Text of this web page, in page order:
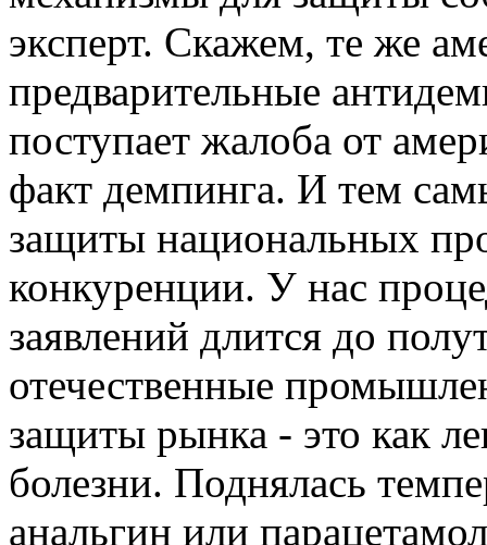
эксперт. Скажем, те же
предварительные
поступает жалоба от
факт демпинга. И тем
защиты национальных
конкуренции. У нас
заявлений длится до
отечественные
защиты рынка - это как
болезни. Поднялась
анальгин или